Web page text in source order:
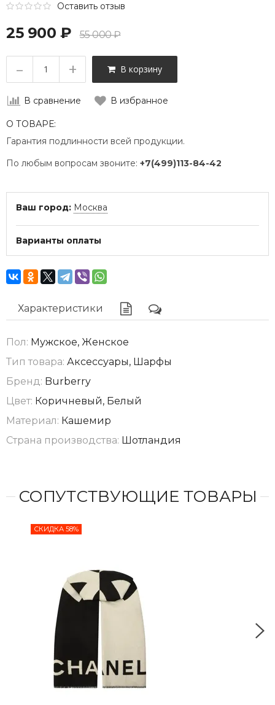
Оставить отзыв
25 900 ₽ 55 000 ₽
– + В корзину
В сравнение В избранное
О ТОВАРЕ:
Гарантия подлинности всей продукции.
По любым вопросам звоните: +7(499)113-84-42
Ваш город: Москва
Варианты оплаты
Характеристики
Пол: Мужское, Женское
Тип товара: Аксессуары, Шарфы
Бренд: Burberry
Цвет: Коричневый, Белый
Материал: Кашемир
Страна производства: Шотландия
СОПУТСТВУЮЩИЕ ТОВАРЫ
СКИДКА 58%